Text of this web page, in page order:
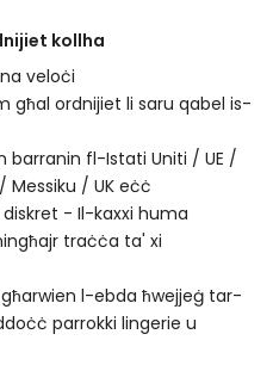
kollha
veloċi
għal ordnijiet li saru qabel is-
barranin fl-Istati Uniti / UE /
Messiku / UK eċċ
diskret - Il-kaxxi huma
traċċa ta' xi
l-ebda ħwejjeġ tar-
parrokki lingerie u